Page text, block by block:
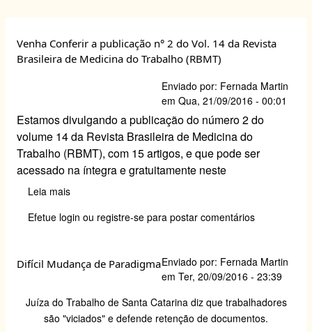
Venha Conferir a publicação n° 2 do Vol. 14 da Revista
Brasileira de Medicina do Trabalho (RBMT)
Enviado por: Fernada Martin
em Qua, 21/09/2016 - 00:01
Estamos divulgando a publicação do número 2 do
volume 14 da Revista Brasileira de Medicina do
Trabalho (RBMT), com 15 artigos, e que pode ser
acessado na íntegra e gratuitamente neste
Leia mais
Conferir
n°
Vol.
14
Efetue login ou registre-se para postar comentários
Difícil Mudança de ParadigmaEnviado por: Fernada Martin
em Ter, 20/09/2016 - 23:39
Juíza do Trabalho de Santa Catarina diz que trabalhadores
são "viciados" e defende retenção de documentos.